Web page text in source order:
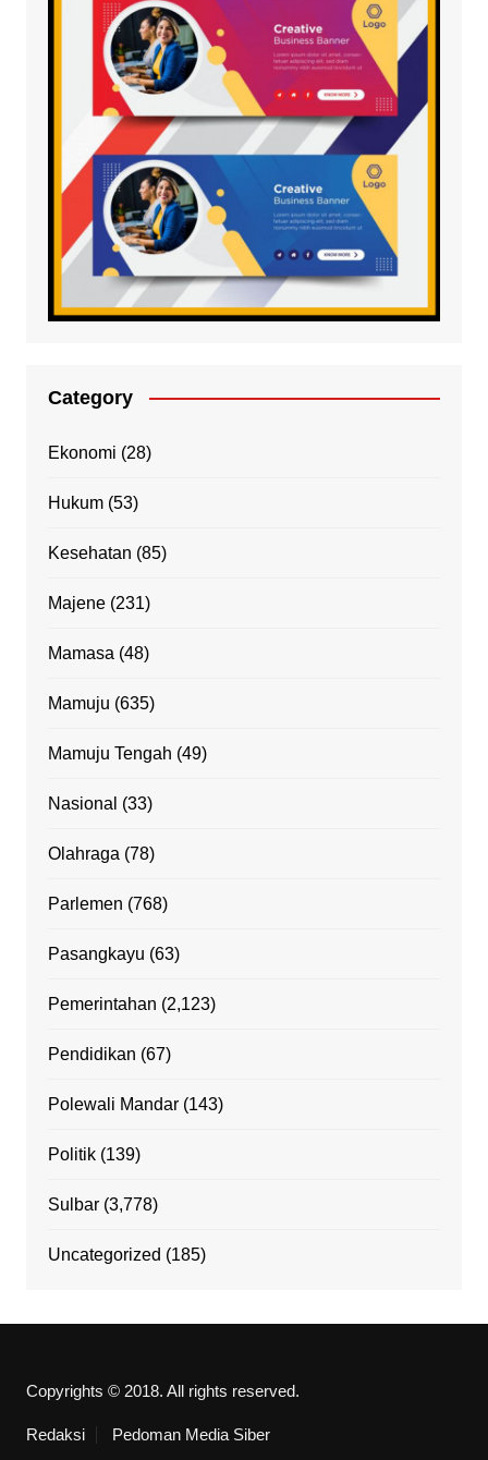
Category
Ekonomi (28)
Hukum(53)
Kesehatan (85)
Majene(231)
Mamasa (48)
Mamuju (635)
Mamuju Tengah (49)
Nasional (33)
Olahraga (78)
Parlemen (768)
Pasangkayu (63)
Pemerintahan (2,123)
Pendidikan (67)
Polewali Mandar(143)
Politik(139)
Sulbar(3,778)
Uncategorized (185)
Copyrights © 2018. All rights reserved.
Redaksi Pedoman Media Siber